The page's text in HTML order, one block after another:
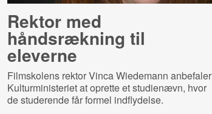
Rektor med
håndsrækning til
eleverne
Filmskolens rektor Vinca Wiedemann anbefaler
Kulturministeriet at oprette et studienævn, hvor
de studerende får formel indflydelse.